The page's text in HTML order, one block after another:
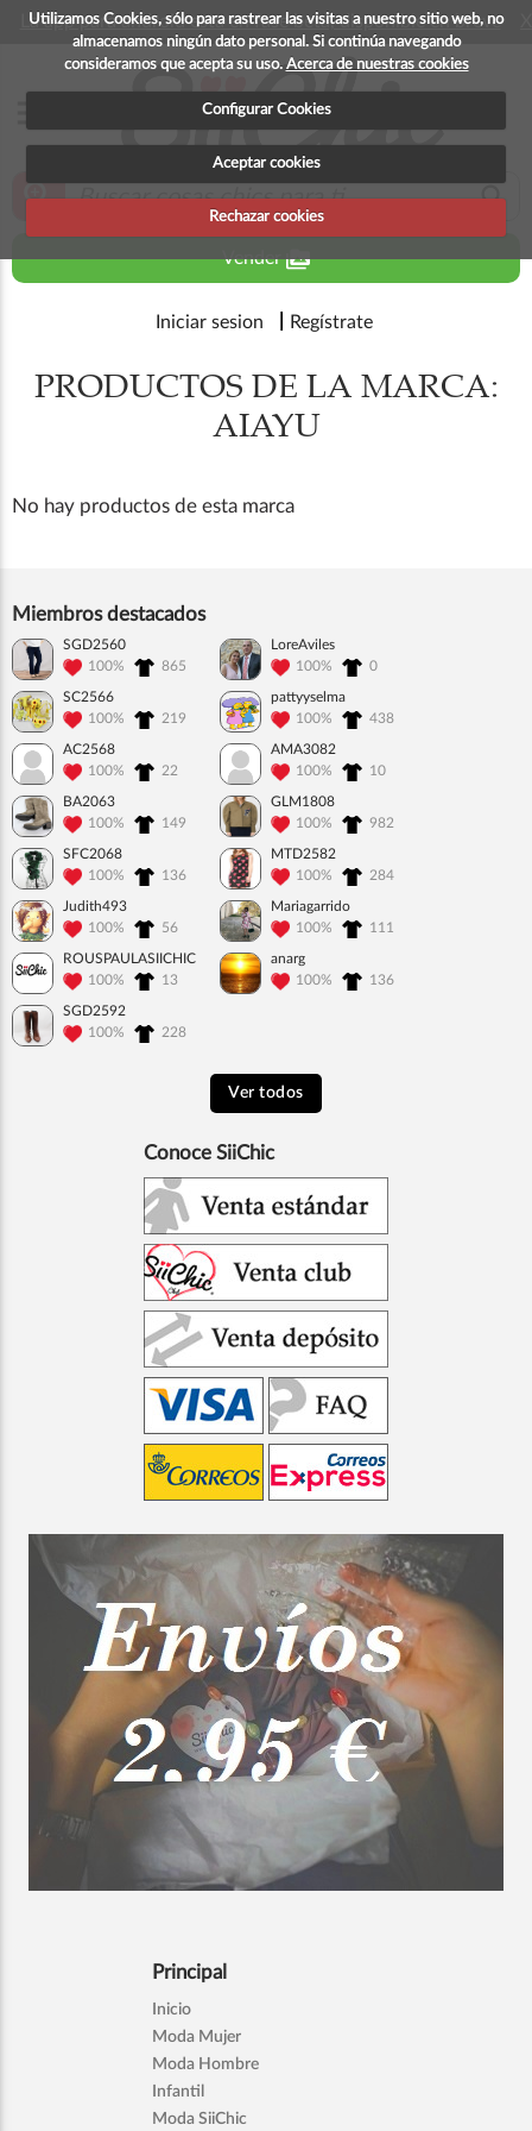
Utilizamos Cookies, sólo para rastrear las visitas a nuestro sitio web, no
almacenamos ningún dato personal. Si continúa navegando
consideramos que acepta su uso. Acerca de nuestras cookies
Configurar Cookies
Aceptar cookies
Rechazar cookies
La app para android esta en fase beta, disponible en breve
zoom_in search
Venderperm_media
Iniciar sesion Regístrate
PRODUCTOS DE LA MARCA:
AIAYU
No hay productos de esta marca
Miembros destacados
SGD2560
100%
865
LoreAviles
100%
0
SC2566
100%
219
pattyyselma
100%
438
AC2568
100%
22
AMA3082
100%
10
BA2063
100%
149
GLM1808
100%
982
SFC2068
100%
136
MTD2582
100%
284
Judith493
100%
56
Mariagarrido
100%
111
ROUSPAULASIICHIC
100%
13
anarg
100%
136
SGD2592
100%
228
Ver todos
Conoce SiiChic
Principal
Inicio
Moda Mujer
Moda Hombre
Infantil
Moda SiiChic